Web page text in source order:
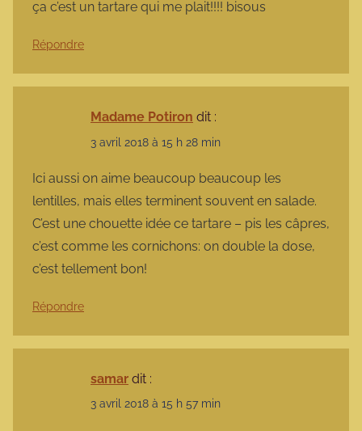
ça c’est un tartare qui me plait!!!! bisous
Répondre
Madame Potiron dit :
3 avril 2018 à 15 h 28 min
Ici aussi on aime beaucoup beaucoup les
lentilles, mais elles terminent souvent en salade.
C’est une chouette idée ce tartare – pis les câpres,
c’est comme les cornichons: on double la dose,
c’est tellement bon!
Répondre
samar dit :
3 avril 2018 à 15 h 57 min